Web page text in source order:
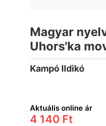
Magyar
Uhors'ka
Kampó Ildikó
Aktuális online ár
4 140 Ft